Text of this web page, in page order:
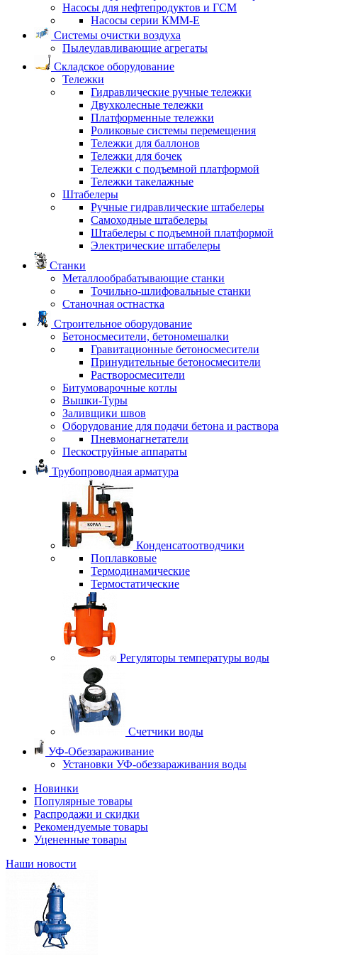
Насосы для нефтепродуктов и ГСМ
Насосы серии КММ-Е
Системы очистки воздуха
Пылеулавливающие агрегаты
Складское оборудование
Тележки
Гидравлические ручные тележки
Двухколесные тележки
Платформенные тележки
Роликовые системы перемещения
Тележки для баллонов
Тележки для бочек
Тележки с подъемной платформой
Тележки такелажные
Штабелеры
Ручные гидравлические штабелеры
Самоходные штабелеры
Штабелеры с подъемной платформой
Электрические штабелеры
Станки
Металлообрабатывающие станки
Точильно-шлифовальные станки
Станочная остнастка
Строительное оборудование
Бетоносмесители, бетономешалки
Гравитационные бетоносмесители
Принудительные бетоносмесители
Растворосмесители
Битумоварочные котлы
Вышки-Туры
Заливщики швов
Оборудование для подачи бетона и раствора
Пневмонагнетатели
Пескоструйные аппараты
Трубопроводная арматура
Конденсатоотводчики
Поплавковые
Термодинамические
Термостатические
Регуляторы температуры воды
Счетчики воды
УФ-Обеззараживание
Установки УФ-обеззараживания воды
Новинки
Популярные товары
Распродажи и скидки
Рекомендуемые товары
Уцененные товары
Наши новости